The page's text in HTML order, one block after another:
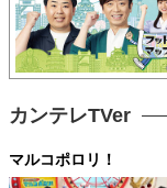
カンテレTVer
マルコポロリ！